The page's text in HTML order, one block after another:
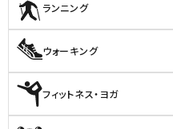
ランニング
ウォーキング
フィットネス・ヨガ